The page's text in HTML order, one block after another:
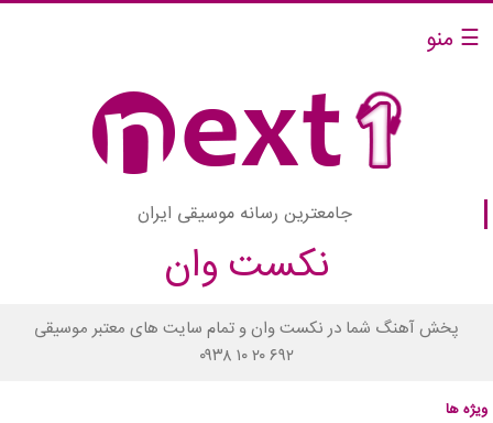
☰ منو
جامعترین رسانه موسیقی ایران
نکست وان
پخش آهنگ شما در نکست وان و تمام سایت های معتبر موسیقی
۰۹۳۸ ۱۰ ۲۰ ۶۹۲
ویژه ها